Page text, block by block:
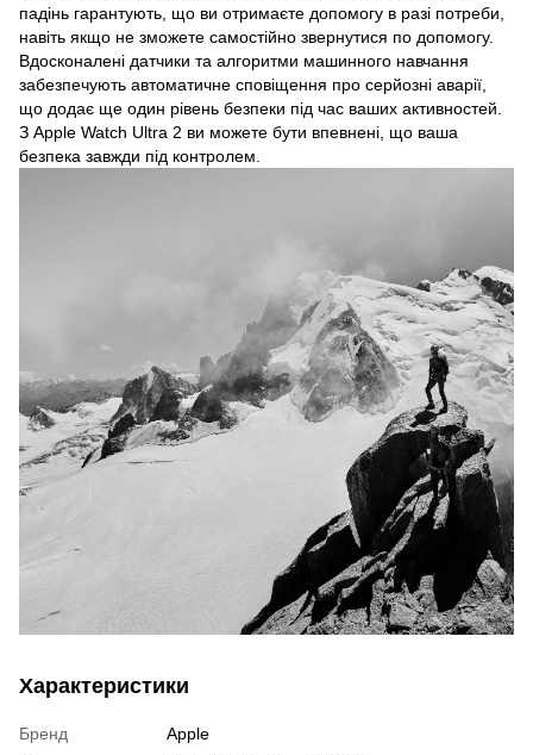
падінь гарантують, що ви отримаєте допомогу в разі потреби,
навіть якщо не зможете самостійно звернутися по допомогу.
Вдосконалені датчики та алгоритми машинного навчання
забезпечують автоматичне сповіщення про серйозні аварії,
що додає ще один рівень безпеки під час ваших активностей.
З Apple Watch Ultra 2 ви можете бути впевнені, що ваша
безпека завжди під контролем.
Характеристики
Бренд
Apple